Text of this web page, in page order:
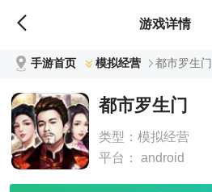
游戏详情
手游首页 模拟经营 都市罗生门
都市罗生门
类型： 模拟经营
平台：
android